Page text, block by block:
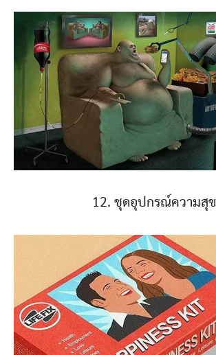
12. ชุดอุปกรณ์ความสุข